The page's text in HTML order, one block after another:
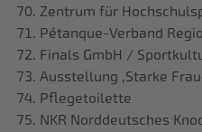
Zentrum für
Pétanque-Verband
Finals GmbH /
Ausstellung ‚Starke
Pflegetoilette
NKR Norddeutsches